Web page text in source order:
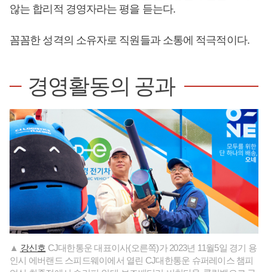
않는 합리적 경영자라는 평을 듣는다.
꼼꼼한 성격의 소유자로 직원들과 소통에 적극적이다.
경영활동의 공과
▲ 강신호 CJ대한통운 대표이사(오른쪽)가 2023년 11월5일 경기 용
인시 에버랜드 스피드웨이에서 열린 CJ대한통운 슈퍼레이스 챔피